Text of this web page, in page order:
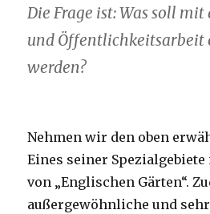
Die Frage ist: Was soll mit
und Öffentlichkeitsarbeit
werden?
Nehmen wir den oben
Eines seiner
von „Englischen Gärten“.
außergewöhnliche und